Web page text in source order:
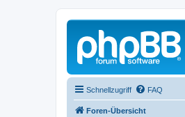
Schnellzugriff FAQ
Foren-Übersicht